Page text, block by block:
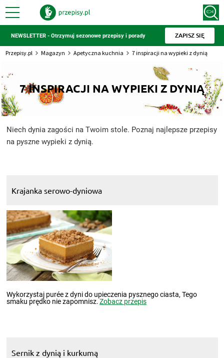
NEWSLETTER - Otrzymuj sezonowe przepisy i porady ZAPISZ SIĘ
Przepisy.pl Magazyn Apetyczna kuchnia 7 inspiracji na wypieki z dynią
7 INSPIRACJI NA WYPIEKI Z DYNIĄ
Niech dynia zagości na Twoim stole. Poznaj najlepsze przepisy
na pyszne wypieki z dynią.
Krajanka serowo-dyniowa
Wykorzystaj purée z dyni do upieczenia pysznego ciasta, Tego
smaku prędko nie zapomnisz.Zobacz przepis
Sernik z dynią i kurkumą